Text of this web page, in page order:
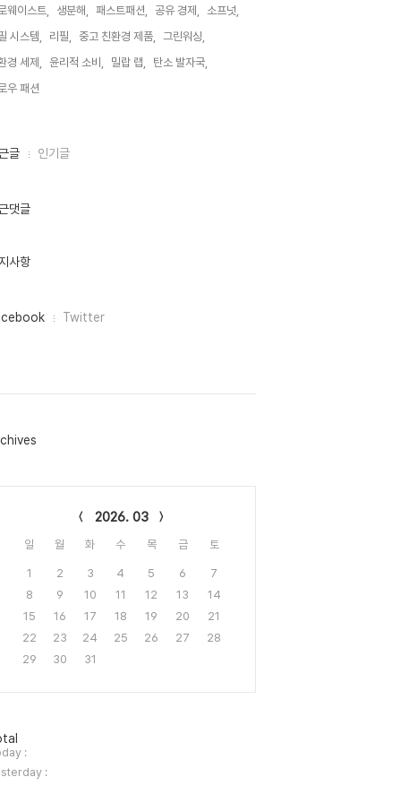
웨이스트,
생분해, 패스트패션, 공유 경제,
소프넛,
시스템,
리필, 중고 친환경 제품,
그린워싱,
경 세제,
윤리적 소비, 밀랍 랩,
탄소 발자국,
우 패션,
글 인기글
댓글
사항
Twitter
2026. 03
일 월 화 수 목 금 토
1 2 3 4 5 6
7
8
9 10 11 12 13
14
15
16 17 18 19 20
21
22
23 24 25 26 27
28
29
30 31
:
: